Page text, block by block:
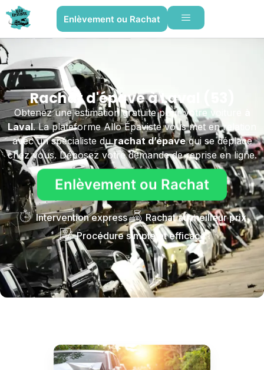
Enlèvement ou Rachat
Rachat d'épave à Laval (53)
Obtenez une estimation gratuite pour votre voiture
Laval. La plateforme Allo Épaviste vous met en relation
avec un spécialiste durachat d’épavequi se déplace
chez vous. Déposez votre demande de reprise en ligne.
Enlèvement ou Rachat
Intervention express
Rachat au meilleur prix
Procédure simple et efficace